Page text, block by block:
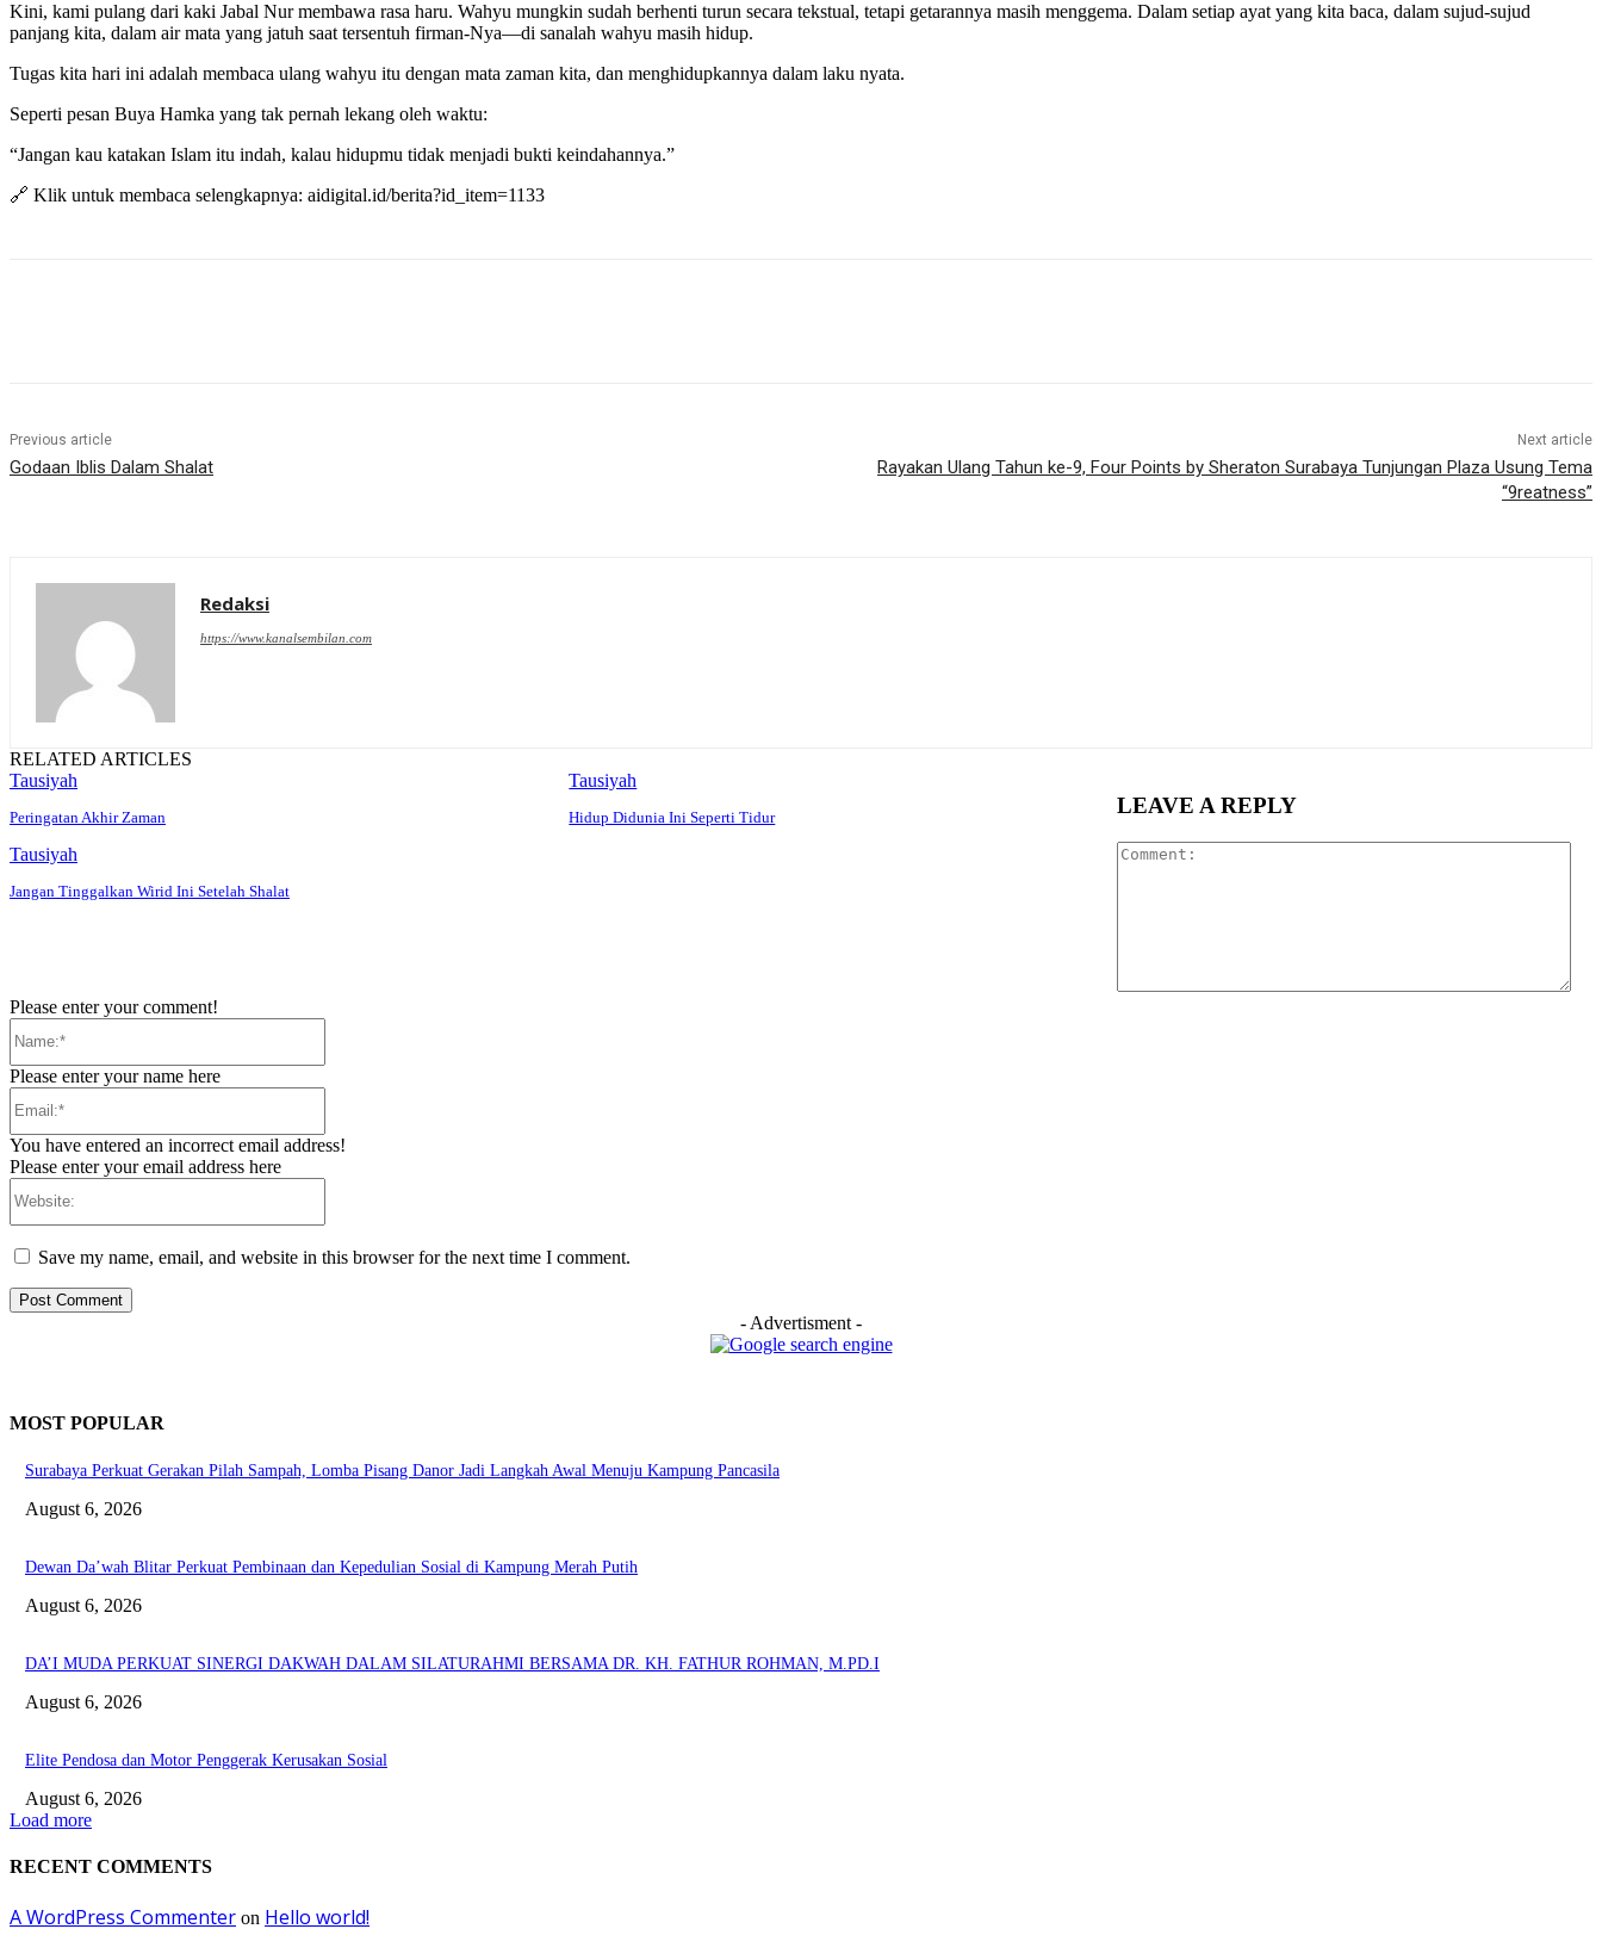
Kini, kami pulang dari kaki Jabal Nur membawa rasa haru. Wahyu mungkin sudah berhenti turun secara tekstual, tetapi getarannya masih menggema. Dalam setiap ayat yang kita baca, dalam sujud-sujud
panjang kita, dalam air mata yang jatuh saat tersentuh firman-Nya—di sanalah wahyu masih hidup.
Tugas kita hari ini adalah membaca ulang wahyu itu dengan mata zaman kita, dan menghidupkannya dalam laku nyata.
Seperti pesan Buya Hamka yang tak pernah lekang oleh waktu:
“Jangan kau katakan Islam itu indah, kalau hidupmu tidak menjadi bukti keindahannya.”
🔗 Klik untuk membaca selengkapnya: aidigital.id/berita?id_item=1133
Previous article
Godaan Iblis Dalam Shalat
Next article
Rayakan Ulang Tahun ke-9, Four Points by Sheraton Surabaya Tunjungan Plaza Usung Tema
“9reatness”
Redaksi
https://www.kanalsembilan.com
RELATED ARTICLES
Tausiyah
Peringatan Akhir Zaman
Tausiyah
Hidup Didunia Ini Seperti Tidur
Tausiyah
Jangan Tinggalkan Wirid Ini Setelah Shalat
LEAVE A REPLY
Please enter your comment!
Please enter your name here
You have entered an incorrect email address!
Please enter your email address here
Save my name, email, and website in this browser for the next time I comment.
- Advertisment -
MOST POPULAR
Surabaya Perkuat Gerakan Pilah Sampah, Lomba Pisang Danor Jadi Langkah Awal Menuju Kampung Pancasila
August 6, 2026
Dewan Da’wah Blitar Perkuat Pembinaan dan Kepedulian Sosial di Kampung Merah Putih
August 6, 2026
DA’I MUDA PERKUAT SINERGI DAKWAH DALAM SILATURAHMI BERSAMA DR. KH. FATHUR ROHMAN, M.PD.I
August 6, 2026
Elite Pendosa dan Motor Penggerak Kerusakan Sosial
August 6, 2026
Load more
RECENT COMMENTS
A WordPress Commenter on Hello world!